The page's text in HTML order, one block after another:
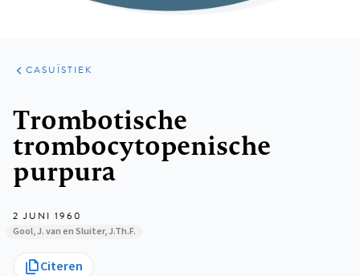
ARTIKELEN
PRAKTIJK
CASUÏSTIEK
Trombotische
trombocytopenische
purpura
2 JUNI 1960
Gool, J. van en Sluiter, J.Th.F.
Citeren